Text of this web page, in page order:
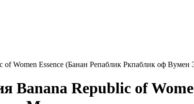
Women Essence (Банан Репаблик Ркпаблик оф Вумен
Banana Republic of